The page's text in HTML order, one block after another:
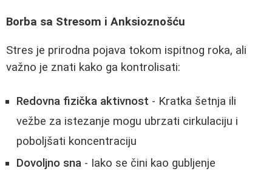
Borbа sa Stresom i Anksioznošću
Stres je prirodna pojava tokom ispitnog roka, ali
važno je znati kako ga kontrolisati:
Redovna fizička aktivnost - Kratka šetnja ili
vežbe za istezanje mogu ubrzati cirkulaciju i
poboljšati koncentraciju
Dovoljno sna - Iako se čini kao gubljenje